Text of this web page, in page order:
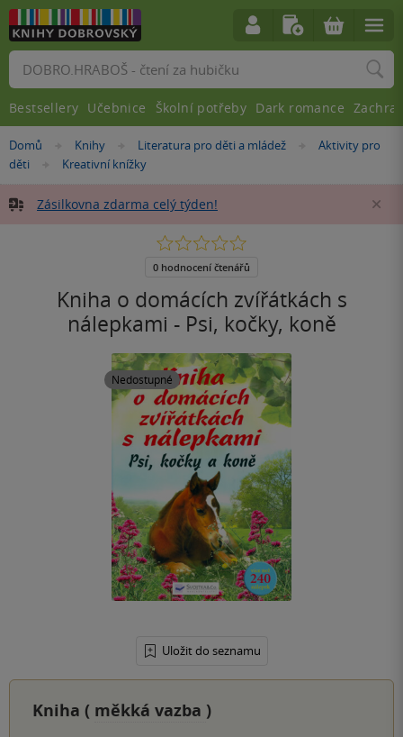
Nacházíte
se
Domů »Knihy »Literatura pro děti a mládež »Aktivity pro
děti
»
Kreativní knížky
Zásilkovna zdarma celý týden!
Kniha o domácích zvířátkách s
nálepkami - Psi, kočky, koně
Nedostupné
Uložit do seznamu
0.0
5
0 hodnocení čtenářů
Kniha ( měkká vazba )
Vyhledávání
Bestsellery Učebnice Školní potřeby Dark romance